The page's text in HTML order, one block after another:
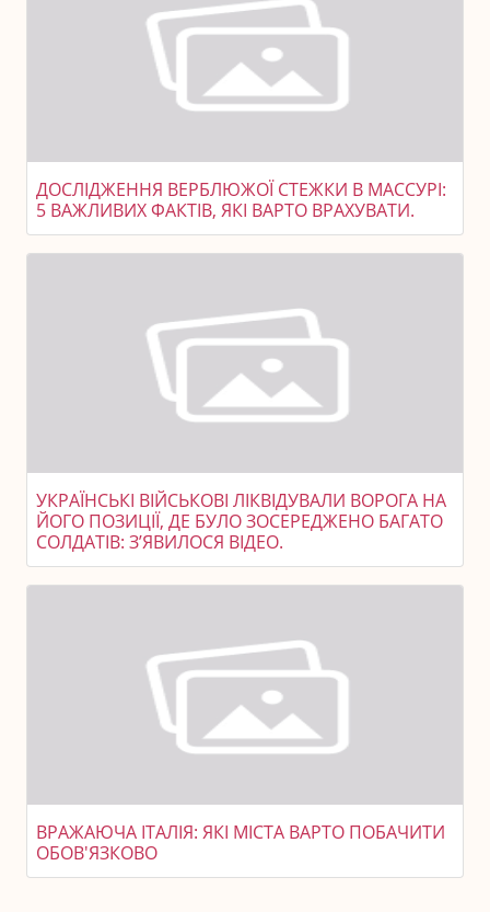
ДОСЛІДЖЕННЯ ВЕРБЛЮЖОЇ СТЕЖКИ В МАССУРІ:
5 ВАЖЛИВИХ ФАКТІВ, ЯКІ ВАРТО ВРАХУВАТИ.
УКРАЇНСЬКІ ВІЙСЬКОВІ ЛІКВІДУВАЛИ ВОРОГА НА
ЙОГО ПОЗИЦІЇ, ДЕ БУЛО ЗОСЕРЕДЖЕНО БАГАТО
СОЛДАТІВ: З’ЯВИЛОСЯ ВІДЕО.
ВРАЖАЮЧА ІТАЛІЯ: ЯКІ МІСТА ВАРТО ПОБАЧИТИ
ОБОВ'ЯЗКОВО